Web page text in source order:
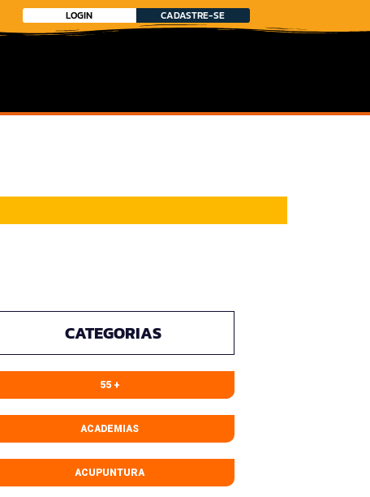
LOGIN CADASTRE-SE
CATEGORIAS
55 +
ACADEMIAS
ACUPUNTURA